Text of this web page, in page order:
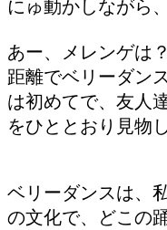
にゅ動かしながら
あー、メレンゲは
距離でベリーダン
は初めてで、友人
をひととおり見物
ベリーダンスは、
の文化で、どこの